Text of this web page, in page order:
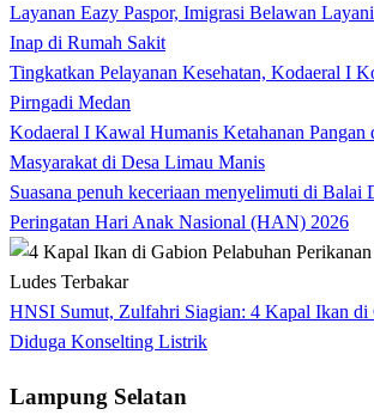
Layanan Eazy Paspor, Imigrasi Belawan
Inap di Rumah Sakit
Tingkatkan Pelayanan Kesehatan, Kodaeral I
Pirngadi Medan‎
Kodaeral I Kawal Humanis Ketahanan Pangan
Masyarakat di Desa Limau Manis
Suasana penuh keceriaan menyelimuti di Balai
Peringatan Hari Anak Nasional (HAN) 2026
HNSI Sumut, Zulfahri Siagian: 4 Kapal Ikan di
Diduga Konselting Listrik
Lampung Selatan